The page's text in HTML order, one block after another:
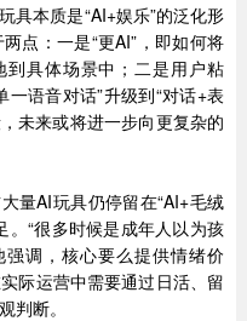
具本质是“AI+娱乐”的泛化形
点：一是“更AI”，即如何将
具体场景中；二是用户粘
语音对话”升级到“对话+表
未来或将进一步向更复杂的
量AI玩具仍停留在“AI+毛绒
。“很多时候是成年人以为孩
调，核心要么提供情绪价
际运营中需要通过日活、留
判断。